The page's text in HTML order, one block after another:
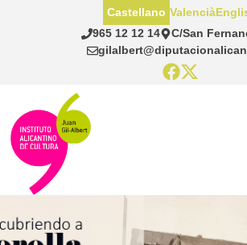
965 12 12 14
C/San
Castellano Valencià